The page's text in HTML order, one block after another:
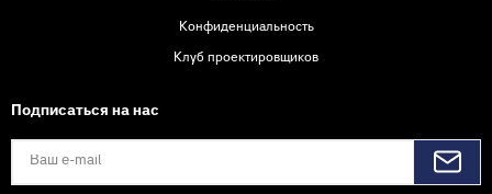
Конфиденциальность
Клуб проектировщиков
Подписаться на нас